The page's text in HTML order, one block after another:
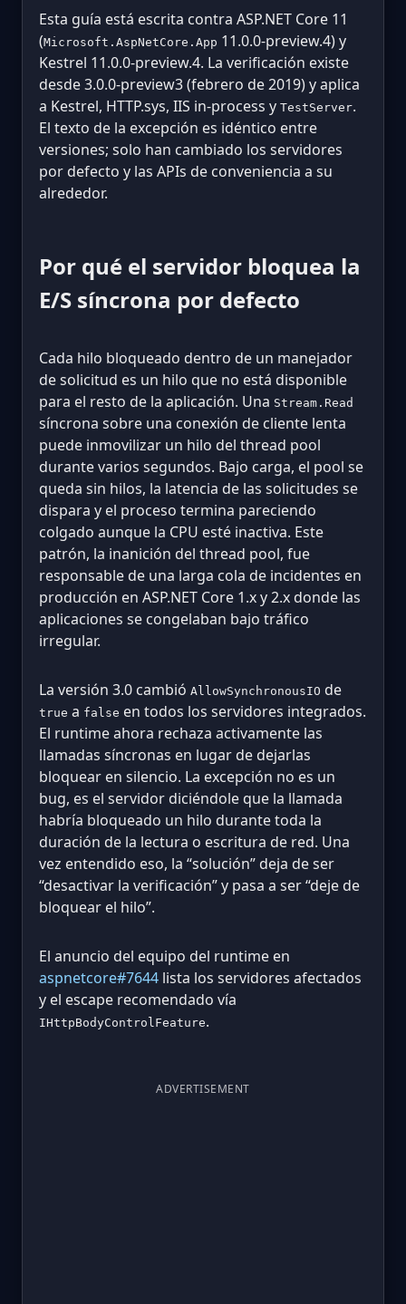
Esta guía está escrita contra ASP.NET Core 11
(Microsoft.AspNetCore.App 11.0.0-preview.4) y
Kestrel 11.0.0-preview.4. La verificación existe
desde 3.0.0-preview3 (febrero de 2019) y aplica
a Kestrel, HTTP.sys, IIS in-process y TestServer.
El texto de la excepción es idéntico entre
versiones; solo han cambiado los servidores
por defecto y las APIs de conveniencia a su
alrededor.
Por qué el servidor bloquea la
E/S síncrona por defecto
Cada hilo bloqueado dentro de un manejador
de solicitud es un hilo que no está disponible
para el resto de la aplicación. Una Stream.Read
síncrona sobre una conexión de cliente lenta
puede inmovilizar un hilo del thread pool
durante varios segundos. Bajo carga, el pool se
queda sin hilos, la latencia de las solicitudes se
dispara y el proceso termina pareciendo
colgado aunque la CPU esté inactiva. Este
patrón, la inanición del thread pool, fue
responsable de una larga cola de incidentes en
producción en ASP.NET Core 1.x y 2.x donde las
aplicaciones se congelaban bajo tráfico
irregular.
La versión 3.0 cambió AllowSynchronousIO de
true a false en todos los servidores integrados.
El runtime ahora rechaza activamente las
llamadas síncronas en lugar de dejarlas
bloquear en silencio. La excepción no es un
bug, es el servidor diciéndole que la llamada
habría bloqueado un hilo durante toda la
duración de la lectura o escritura de red. Una
vez entendido eso, la “solución” deja de ser
“desactivar la verificación” y pasa a ser “deje de
bloquear el hilo”.
El anuncio del equipo del runtime en
aspnetcore#7644 lista los servidores afectados
y el escape recomendado vía
IHttpBodyControlFeature.
ADVERTISEMENT